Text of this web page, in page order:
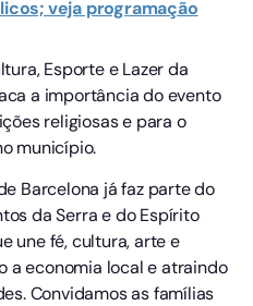
veja programação
Esporte e Lazer da
a importância do evento
religiosas e para o
município.
Barcelona já faz parte do
da Serra e do Espírito
une fé, cultura, arte e
a economia local e atraindo
Convidamos as famílias